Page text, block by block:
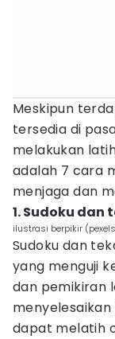
Meskipun
tersedia di
melakukan
adalah 7 cara
menjaga dan
1. Sudoku
ilustrasi berpikir
Sudoku dan
yang menguji
dan pemikiran
dapat melatih